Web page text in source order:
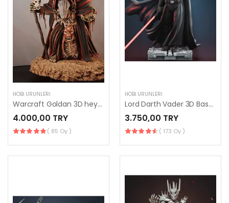
HOBI ÜRÜNLERI
Warcraft Goldan 3D heykelcik
4.000,00 TRY
( 85 Oy )
HOBI ÜRÜNLERI
Lord Darth Vader 3D Baskı Heykelcik
3.750,00 TRY
( 173 Oy )